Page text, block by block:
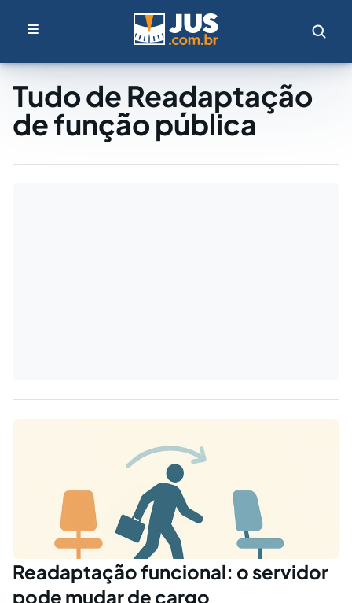
Tudo de Readaptação
de função pública
Readaptação funcional: o servidor
pode mudar de cargo